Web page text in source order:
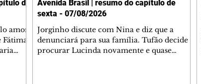
de
amor
Avenida Brasil | resumo do capítulo de
sexta - 07/08/2026
Jorginho discute com Nina e diz que a
denunciará para sua família. Tufão decide
procurar Lucinda novamente e quase